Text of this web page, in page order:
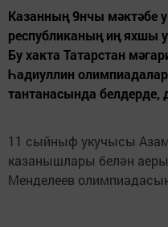
Казанның 9нчы мәктәбе
республиканың иң яхшы
Бу хакта Татарстан
Һадиуллин
тантанасында
11 сыйныф укучысы
казанышлары белән
Менделеев